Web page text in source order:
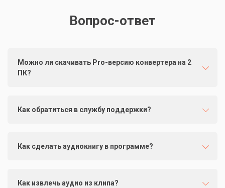
Вопрос-ответ
Можно ли скачивать Pro-версию конвертера на 2
ПК?
Как обратиться в службу поддержки?
Как сделать аудиокнигу в программе?
Как извлечь аудио из клипа?